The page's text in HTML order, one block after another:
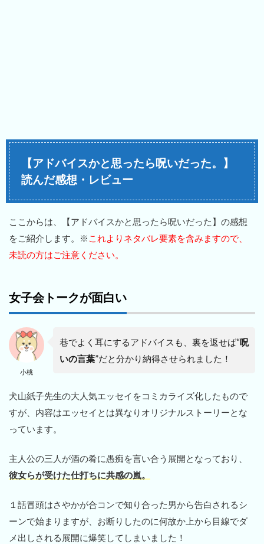
【アドバイスかと思ったら呪いだった。】
読んだ感想・レビュー
ここからは、【アドバイスかと思ったら呪いだった】の感想
をご紹介します。※ これよりネタバレ要素を含みますので、
未読の方はご注意ください。
女子会トークが面白い
小桃
巷でよく耳にするアドバイスも、裏を返せば“呪
いの言葉”だと分かり納得させられました！
犬山紙子先生の大人気エッセイをコミカライズ化したもので
すが、内容はエッセイとは異なりオリジナルストーリーとな
っています。
主人公の三人が酒の肴に愚痴を言い合う展開となっており、
彼女らが受けた仕打ちに共感の嵐。
１話冒頭はさやかが合コンで知り合った男から告白されるシ
ーンで始まりますが、お断りしたのに何故か上から目線でダ
メ出しされる展開に爆笑してしまいました！